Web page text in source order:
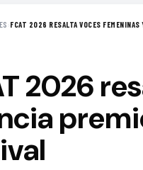
›FCAT 2026 RESALTA VOCES FEMENINAS
2026